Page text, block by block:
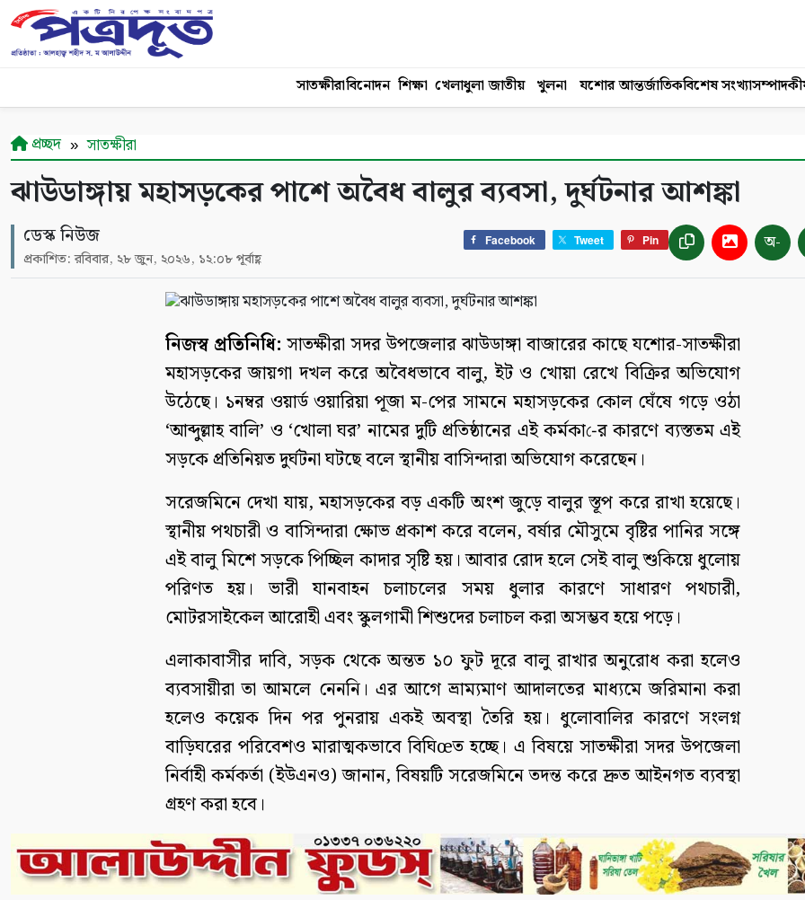
সাতক্ষীরাবিনোদন শিক্ষা খেলাধুলা জাতীয় খুলনা যশোর আন্তর্জাতিকবিশেষ সংখ্যা
প্রচ্ছদ সাতক্ষীরা
ঝাউডাঙ্গায় মহাসড়কের পাশে অবৈধ বালুর ব্যবসা, দুর্ঘটনার আশঙ্কা
ডেস্ক নিউজ
প্রকাশিত: রবিবার, ২৮ জুন, ২০২৬, ১২:০৮ পূর্বাহ্ণ
Facebook Tweet Pin অ-
নিজস্ব প্রতিনিধি: সাতক্ষীরা সদর উপজেলার ঝাউডাঙ্গা বাজারের কাছে যশোর-সাতক্ষীরা
মহাসড়কের জায়গা দখল করে অবৈধভাবে বালু, ইট ও খোয়া রেখে বিক্রির অভিযোগ
উঠেছে। ১নম্বর ওয়ার্ড ওয়ারিয়া পূজা ম-পের সামনে মহাসড়কের কোল ঘেঁষে গড়ে ওঠা
‘আব্দুল্লাহ বালি’ ও ‘খোলা ঘর’ নামের দুটি প্রতিষ্ঠানের এই কর্মকা-ের কারণে ব্যস্ততম এই
সড়কে প্রতিনিয়ত দুর্ঘটনা ঘটছে বলে স্থানীয় বাসিন্দারা অভিযোগ করেছেন।
সরেজমিনে দেখা যায়, মহাসড়কের বড় একটি অংশ জুড়ে বালুর স্তূপ করে রাখা হয়েছে।
স্থানীয় পথচারী ও বাসিন্দারা ক্ষোভ প্রকাশ করে বলেন, বর্ষার মৌসুমে বৃষ্টির পানির সঙ্গে
এই বালু মিশে সড়কে পিচ্ছিল কাদার সৃষ্টি হয়। আবার রোদ হলে সেই বালু শুকিয়ে ধুলোয়
পরিণত হয়। ভারী যানবাহন চলাচলের সময় ধুলার কারণে সাধারণ পথচারী,
মোটরসাইকেল আরোহী এবং স্কুলগামী শিশুদের চলাচল করা অসম্ভব হয়ে পড়ে।
এলাকাবাসীর দাবি, সড়ক থেকে অন্তত ১০ ফুট দূরে বালু রাখার অনুরোধ করা হলেও
ব্যবসায়ীরা তা আমলে নেননি। এর আগে ভ্রাম্যমাণ আদালতের মাধ্যমে জরিমানা করা
হলেও কয়েক দিন পর পুনরায় একই অবস্থা তৈরি হয়। ধুলোবালির কারণে সংলগ্ন
বাড়িঘরের পরিবেশও মারাত্মকভাবে বিঘিœত হচ্ছে। এ বিষয়ে সাতক্ষীরা সদর উপজেলা
নির্বাহী কর্মকর্তা (ইউএনও) জানান, বিষয়টি সরেজমিনে তদন্ত করে দ্রুত আইনগত ব্যবস্থা
গ্রহণ করা হবে।